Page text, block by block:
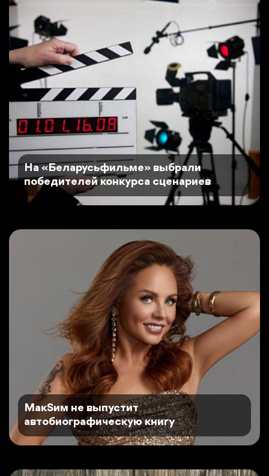
На «Беларусьфильме» выбрали
победителей конкурса сценариев
MaкSим не выпустит
автобиографическую книгу